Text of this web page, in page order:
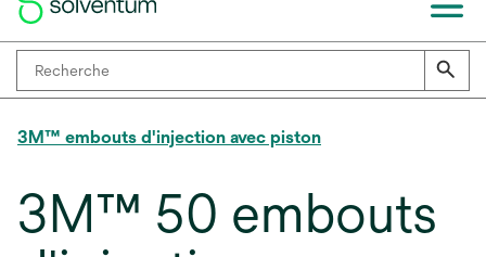
3M™ embouts d'injection avec piston
3M™ 50 embouts